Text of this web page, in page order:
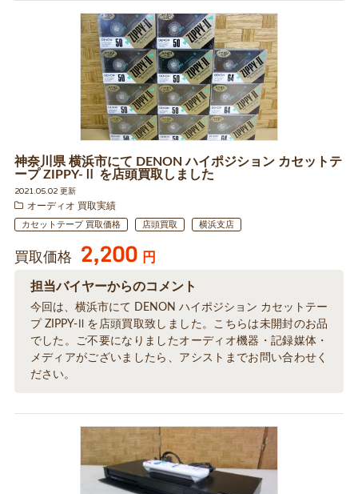
神奈川県 横浜市にて DENON ハイポジション カセットテ
ープ ZIPPY-Ⅱ を店頭買取しました
2021.05.02 更新
オーディオ 買取実績
カセットテープ 買取価格 店頭買取 横浜支店
買取価格 2,200 円
担当バイヤーからのコメント
今回は、横浜市にて DENON ハイポジション カセットテー
プ ZIPPY-Ⅱ を店頭買取致しました。こちらは未開封のお品
でした。ご不要になりましたオーディオ機器・記録媒体・
メディアがございましたら、アシストまでお問い合わせく
ださい。